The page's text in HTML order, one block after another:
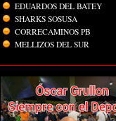
EDUARDOS DEL BATEY
SHARKS SOSUSA
CORRECAMINOS PB
MELLIZOS DEL SUR